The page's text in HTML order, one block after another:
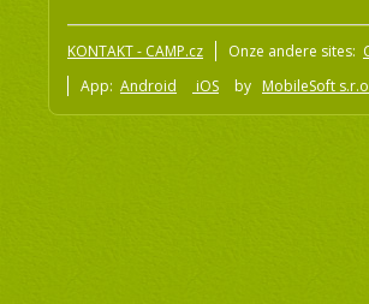
KONTAKT - CAMP.cz Onze andere sites:
App: Android iOS by MobileSoft s.r.o